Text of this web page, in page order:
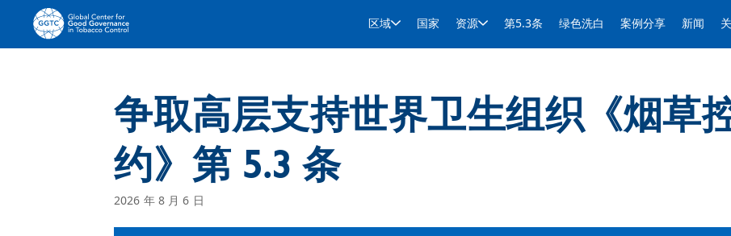
区域 国家 资源 第5.3条 绿色洗白 案例分享 新闻
争取高层支持世界卫生组织《烟草
约》第 5.3 条
2026 年 8 月 6 日